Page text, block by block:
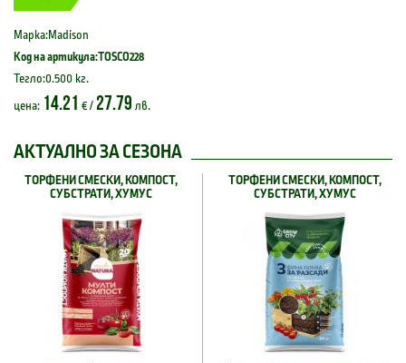
Марка:Madison
Код на артикула:TOSCO228
Тегло:0.500 кг.
цена: 14.21 € / 27.79 лв.
АКТУАЛНО ЗА СЕЗОНА
ТОРФЕНИ СМЕСКИ, КОМПОСТ,
СУБСТРАТИ, ХУМУС
ТОРФЕНИ СМЕСКИ, КОМПОСТ,
СУБСТРАТИ, ХУМУС